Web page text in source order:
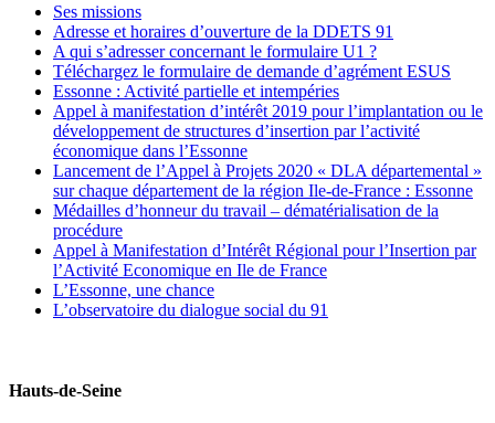
Ses missions
Adresse et horaires d’ouverture de la DDETS 91
A qui s’adresser concernant le formulaire U1 ?
Téléchargez le formulaire de demande d’agrément ESUS
Essonne : Activité partielle et intempéries
Appel à manifestation d’intérêt 2019 pour l’implantation ou le
développement de structures d’insertion par l’activité
économique dans l’Essonne
Lancement de l’Appel à Projets 2020 « DLA départemental »
sur chaque département de la région Ile-de-France : Essonne
Médailles d’honneur du travail – dématérialisation de la
procédure
Appel à Manifestation d’Intérêt Régional pour l’Insertion par
l’Activité Economique en Ile de France
L’Essonne, une chance
L’observatoire du dialogue social du 91
Hauts-de-Seine